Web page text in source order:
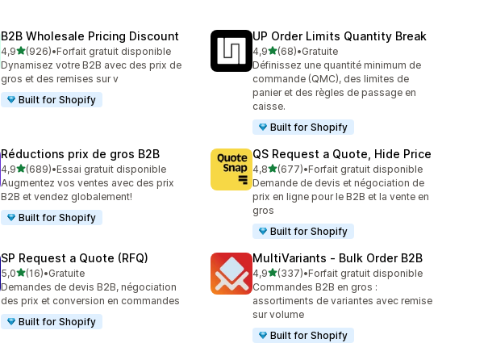
B2B Wholesale Pricing Discount
4,9étoile(s) sur 5
(926)
926 avis au total
•Forfait gratuit disponible
Dynamisez votre B2B avec des prix de
gros et des remises sur v
Built for Shopify
UP Order Limits Quantity Break
4,9étoile(s) sur 5
(68)
68 avis au total
•Gratuite
Définissez une quantité minimum de
commande (QMC), des limites de
panier et des règles de passage en
caisse.
Built for Shopify
Réductions prix de gros B2B
4,9étoile(s) sur 5
(689)
689 avis au total
•Essai gratuit disponible
Augmentez vos ventes avec des prix
B2B et vendez globalement!
Built for Shopify
QS Request a Quote, Hide Price
4,8étoile(s) sur 5
(677)
677 avis au total
•Forfait gratuit disponible
Demande de devis et négociation de
prix en ligne pour le B2B et la vente en
gros
Built for Shopify
SP Request a Quote (RFQ)
5,0étoile(s) sur 5
(16)
16 avis au total
•Gratuite
Demandes de devis B2B, négociation
des prix et conversion en commandes
Built for Shopify
MultiVariants ‑ Bulk Order B2B
4,9étoile(s) sur 5
(337)
337 avis au total
•Forfait gratuit disponible
Commandes B2B en gros :
assortiments de variantes avec remise
sur volume
Built for Shopify